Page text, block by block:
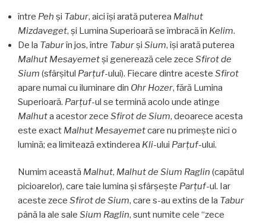
între Peh și Tabur, aici îşi arată puterea Malhut
Mizdaveget, şi Lumina Superioară se îmbracă în Kelim.
De la Taburîn jos, între Taburși Sium, îşi arată puterea
Malhut Mesayemetşi generează cele zece Sfirot de
Sium (sfârșitul Parţuf-ului). Fiecare dintre aceste Sfirot
apare numai cu iluminare din Ohr Hozer, fără Lumina
Superioară. Parţuf-ul se termină acolo unde atinge
Malhuta acestor zece Sfirot de Sium, deoarece acesta
este exact Malhut Mesayemetcare nu primește nici o
lumină; ea limitează extinderea Kli­-ului Parţuf-ului.
Numim această Malhut, Malhut de Sium Raglin (capătul
picioarelor), care taie lumina și sfârşeşte Parţuf-ul. Iar
aceste zece Sfirot de Sium, care s-au extins de la Tabur
până la ale sale Sium Raglin, sunt numite cele “zece